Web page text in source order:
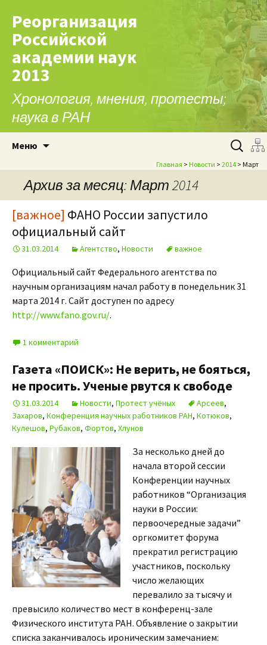
Реорганизация
Российской
академии наук
2013
Хронология, мнения, протесты;
наука в РАН
Меню Найти:
Главная > Новости > 2014 > Март
Архив за месяц: Март 2014
[важное] ФАНО России запустило
официальный сайт
31.03.2014 Агентство, Новости важное
Официальный сайт Федерального агентства по
научным организациям начал работу в понедельник 31
марта 2014 г. Сайт доступен по адресу
http://www.fano.gov.ru/.
1 комментарий
Газета «ПОИСК»: Не верить, не бояться,
не просить. Ученые рвутся к свободе
31.03.2014 Новости, Протест учёных Арсеев,
Захаров, Конференция научных работников РАН, Котюков,
Кулешов, Рубаков, Фортов, Хлунов
За несколько дней до
начала второй сессии
Конференции научных
работников “Организация
науки в России:
первоочередные задачи”
оргкомитет форума
прекратил регистрацию
участников, поскольку
число желающих
перевалило за тысячу и
превысило количество мест в конференц-зале
Физического института РАН. Объявление о закрытии
списка заканчивалось ироническим замечанием: